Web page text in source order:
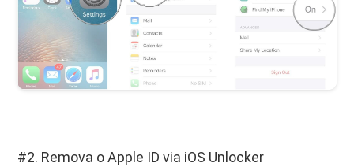
#2. Remova o Apple ID via iOS Unlocker